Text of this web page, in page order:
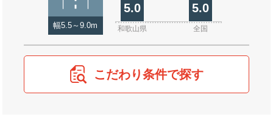
幅5.5～9.0m
5.0 5.0
和歌山県 全国
こだわり条件で探す